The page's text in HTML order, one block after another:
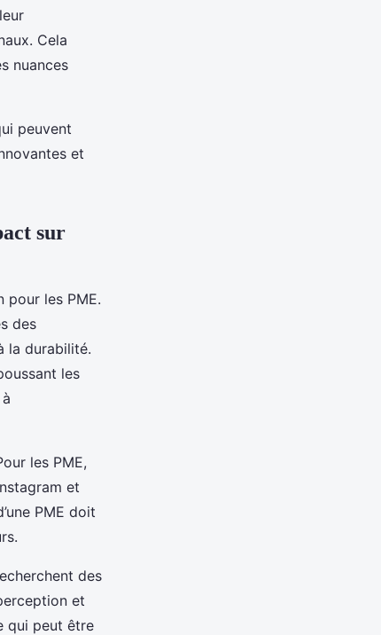
Cela
nuances
peuvent
et
sur
pour les PME.
des
la durabilité.
les
les PME,
et
PME doit
des
et
qui peut être